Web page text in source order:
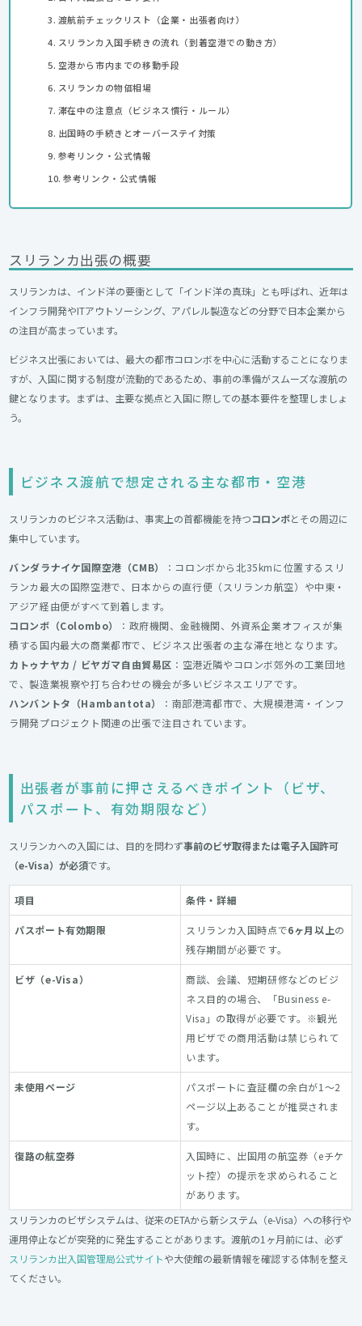
渡航前チェックリスト（企業・出張者向け）
スリランカ入国手続きの流れ（到着空港での動き方）
空港から市内までの移動手段
スリランカの物価相場
滞在中の注意点（ビジネス慣行・ルール）
出国時の手続きとオーバーステイ対策
参考リンク・公式情報
参考リンク・公式情報
スリランカ出張の概要
スリランカは、インド洋の要衝として「インド洋の真珠」とも呼ばれ、近年は
インフラ開発やITアウトソーシング、アパレル製造などの分野で日本企業から
の注目が高まっています。
ビジネス出張においては、最大の都市コロンボを中心に活動することになりま
すが、入国に関する制度が流動的であるため、事前の準備がスムーズな渡航の
鍵となります。まずは、主要な拠点と入国に際しての基本要件を整理しましょ
う。
ビジネス渡航で想定される主な都市・空港
スリランカのビジネス活動は、事実上の首都機能を持つコロンボとその周辺に
集中しています。
バンダラナイケ国際空港（CMB）
：コロンボから北35kmに位置するスリ
ランカ最大の国際空港で、日本からの直行便（スリランカ航空）や中東・
アジア経由便がすべて到着します。
コロンボ（Colombo）
：政府機関、金融機関、外資系企業オフィスが集
積する国内最大の商業都市で、ビジネス出張者の主な滞在地となります。
カトゥナヤカ / ビヤガマ自由貿易区 ：空港近隣やコロンボ郊外の工業団地
で、製造業視察や打ち合わせの機会が多いビジネスエリアです。
ハンバントタ（Hambantota）
：南部港湾都市で、大規模港湾・インフ
ラ開発プロジェクト関連の出張で注目されています。
出張者が事前に押さえるべきポイント（ビザ、
パスポート、有効期限など）
スリランカへの入国には、目的を問わず事前のビザ取得または電子入国許可
（e-Visa）が必須です。
項目 条件・詳細
パスポート有効期限 スリランカ入国時点で6ヶ月以上の
残存期間が必要です。
ビザ（e-Visa）
商談、会議、短期研修などのビジ
ネス目的の場合、「Business e-
Visa」の取得が必要です。※観光
用ビザでの商用活動は禁じられて
います。
未使用ページ
パスポートに査証欄の余白が1〜2
ページ以上あることが推奨されま
す。
復路の航空券
入国時に、出国用の航空券（eチケ
ット控）の提示を求められること
があります。
スリランカのビザシステムは、従来のETAから新システム（e-Visa）への移行や
運用停止などが突発的に発生することがあります。渡航の1ヶ月前には、必ず
スリランカ出入国管理局公式サイトや大使館の最新情報を確認する体制を整え
てください。